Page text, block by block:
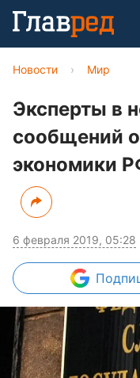
Новости › Мир
Эксперты в
сообщений
экономики
6 февраля 2019, 05:28